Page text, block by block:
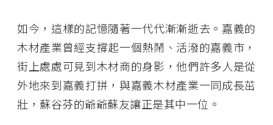
如今，這樣的記憶隨著一代代漸漸逝去。嘉義的
木材產業曾經支撐起一個熱鬧、活潑的嘉義市，
街上處處可見到木材商的身影，他們許多人是從
外地來到嘉義打拼，與嘉義木材產業一同成長茁
壯，蘇谷芬的爺爺蘇友讓正是其中一位。